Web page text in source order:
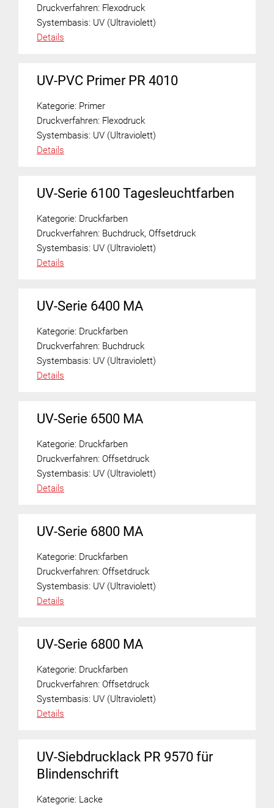
Druckverfahren: Flexodruck
Systembasis: UV (Ultraviolett)
Details
UV-PVC Primer PR 4010
Kategorie: Primer
Druckverfahren: Flexodruck
Systembasis: UV (Ultraviolett)
Details
UV-Serie 6100 Tagesleuchtfarben
Kategorie: Druckfarben
Druckverfahren: Buchdruck, Offsetdruck
Systembasis: UV (Ultraviolett)
Details
UV-Serie 6400 MA
Kategorie: Druckfarben
Druckverfahren: Buchdruck
Systembasis: UV (Ultraviolett)
Details
UV-Serie 6500 MA
Kategorie: Druckfarben
Druckverfahren: Offsetdruck
Systembasis: UV (Ultraviolett)
Details
UV-Serie 6800 MA
Kategorie: Druckfarben
Druckverfahren: Offsetdruck
Systembasis: UV (Ultraviolett)
Details
UV-Serie 6800 MA
Kategorie: Druckfarben
Druckverfahren: Offsetdruck
Systembasis: UV (Ultraviolett)
Details
UV-Siebdrucklack PR 9570 für
Blindenschrift
Kategorie: Lacke